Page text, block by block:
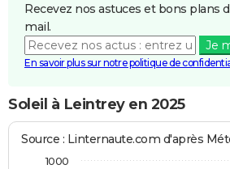
Recevez nos astuces et bons plans
mail.
Je
En savoir plus sur notre politique de
Soleil à Leintrey en 2025
Source : Linternaute.com d'après
1000